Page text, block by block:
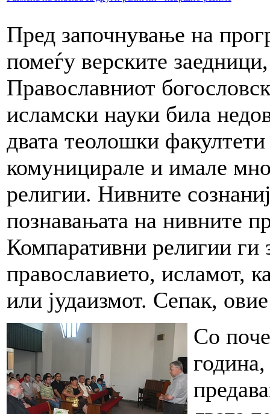
Пред започнување на
помеѓу верските
Православниот
исламски науки била
двата теолошки
комуницирале и имале
религии. Нивните
познавањата на нивните
Компаративни религии ги
православието, исламот,
или јудаизмот. Сепак,
Со